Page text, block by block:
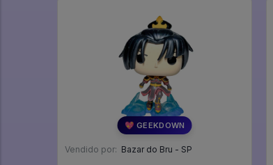
💖 GEEKDOWN
Vendido por: Bazar do Bru - SP